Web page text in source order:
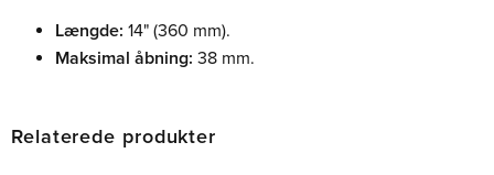
Længde: 14" (360 mm).
Maksimal åbning: 38 mm.
Relaterede produkter